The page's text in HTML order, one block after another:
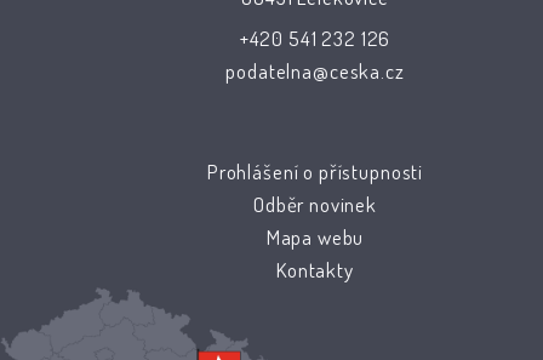
+420 541 232 126
podatelna@ceska.cz
Prohlášení o přístupnosti
Odběr novinek
Mapa webu
Kontakty